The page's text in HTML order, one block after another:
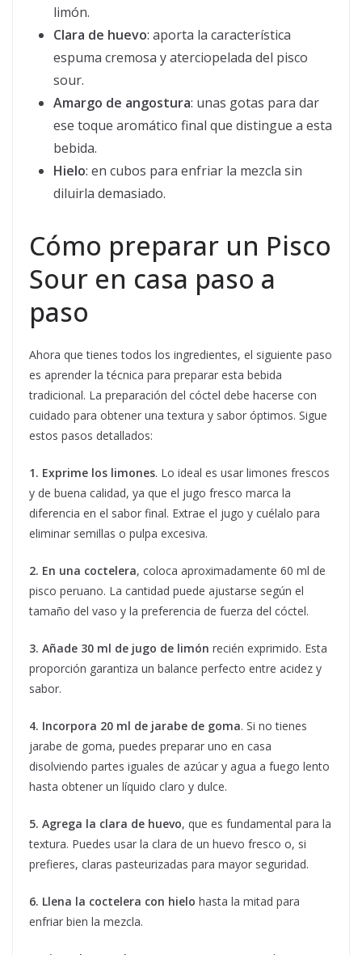
limón.
Clara de huevo: aporta la característica
espuma cremosa y aterciopelada del pisco
sour.
Amargo de angostura: unas gotas para dar
ese toque aromático final que distingue a esta
bebida.
Hielo: en cubos para enfriar la mezcla sin
diluirla demasiado.
Cómo preparar un Pisco
Sour en casa paso a
paso
Ahora que tienes todos los ingredientes, el siguiente paso
es aprender la técnica para preparar esta bebida
tradicional. La preparación del cóctel debe hacerse con
cuidado para obtener una textura y sabor óptimos. Sigue
estos pasos detallados:
1. Exprime los limones. Lo ideal es usar limones frescos
y de buena calidad, ya que el jugo fresco marca la
diferencia en el sabor final. Extrae el jugo y cuélalo para
eliminar semillas o pulpa excesiva.
2. En una coctelera, coloca aproximadamente 60 ml de
pisco peruano. La cantidad puede ajustarse según el
tamaño del vaso y la preferencia de fuerza del cóctel.
3. Añade 30 ml de jugo de limón recién exprimido. Esta
proporción garantiza un balance perfecto entre acidez y
sabor.
4. Incorpora 20 ml de jarabe de goma. Si no tienes
jarabe de goma, puedes preparar uno en casa
disolviendo partes iguales de azúcar y agua a fuego lento
hasta obtener un líquido claro y dulce.
5. Agrega la clara de huevo, que es fundamental para la
textura. Puedes usar la clara de un huevo fresco o, si
prefieres, claras pasteurizadas para mayor seguridad.
6. Llena la coctelera con hielo hasta la mitad para
enfriar bien la mezcla.